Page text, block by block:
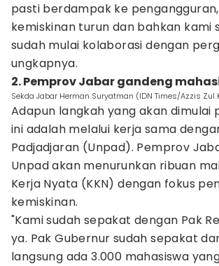
pasti berdampak ke
kemiskinan turun dan bahkan kami
sudah mulai kolaborasi dengan
ungkapnya.
2. Pemprov Jabar gandeng
Sekda Jabar Herman Suryatman (IDN Times/Azzis Zul
Adapun langkah yang akan dimulai
ini adalah melalui kerja sama
Padjadjaran (Unpad). Pemprov
Unpad akan menurunkan ribuan
Kerja Nyata (KKN) dengan fokus
kemiskinan.
"Kami sudah sepakat dengan Pak
ya. Pak Gubernur sudah sepakat
langsung ada 3.000 mahasiswa